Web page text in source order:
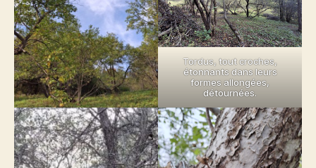
Tordus, tout croches,
étonnants dans leurs
formes allongées,
détournées.